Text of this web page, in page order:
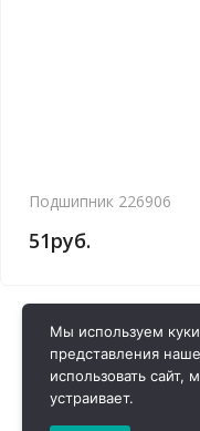
Подшипник 226906
51руб.
Мы используем
представления
использовать сайт,
устраивает.